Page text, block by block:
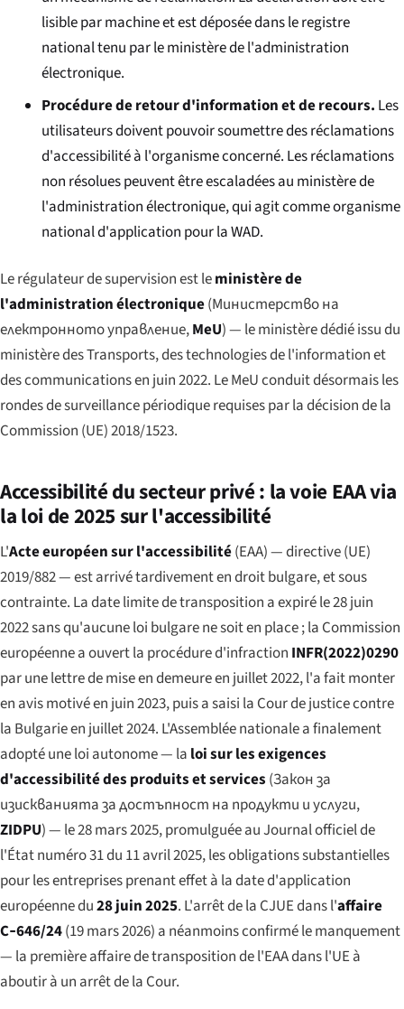
lisible par machine et est déposée dans le registre
national tenu par le ministère de l'administration
électronique.
Procédure de retour d'information et de recours. Les
utilisateurs doivent pouvoir soumettre des réclamations
d'accessibilité à l'organisme concerné. Les réclamations
non résolues peuvent être escaladées au ministère de
l'administration électronique, qui agit comme organisme
national d'application pour la WAD.
Le régulateur de supervision est leministère de
l'administration électronique(Министерство на
електронното управление,MeU) — le ministère dédié issu du
ministère des Transports, des technologies de l'information et
des communications en juin 2022. Le MeU conduit désormais les
rondes de surveillance périodique requises par la décision de la
Commission (UE) 2018/1523.
Accessibilité du secteur privé : la voie EAA via
la loi de 2025 sur l'accessibilité
L'Acte européen sur l'accessibilité(EAA) — directive (UE)
2019/882 — est arrivé tardivement en droit bulgare, et sous
contrainte. La date limite de transposition a expiré le 28 juin
2022 sans qu'aucune loi bulgare ne soit en place ; la Commission
européenne a ouvert la procédure d'infraction INFR(2022)0290
par une lettre de mise en demeure en juillet 2022, l'a fait monter
en avis motivé en juin 2023, puis a saisi la Cour de justice contre
la Bulgarie en juillet 2024. L'Assemblée nationale a finalement
adopté une loi autonome — la loi sur les exigences
d'accessibilité des produits et services (Закон за
изискванията за достъпност на продукти и услуги,
ZIDPU) — le 28 mars 2025, promulguée auJournal officiel de
l'Étatnuméro 31 du 11 avril 2025, les obligations substantielles
pour les entreprises prenant effet à la date d'application
européenne du28 juin 2025. L'arrêt de la CJUE dans l'affaire
C‑646/24(19 mars 2026) a néanmoins confirmé le manquement
— la première affaire de transposition de l'EAA dans l'UE à
aboutir à un arrêt de la Cour.